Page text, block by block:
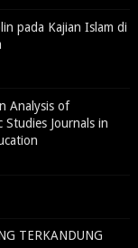
pada Kajian Islam di
Analysis of
Studies Journals in
TERKANDUNG